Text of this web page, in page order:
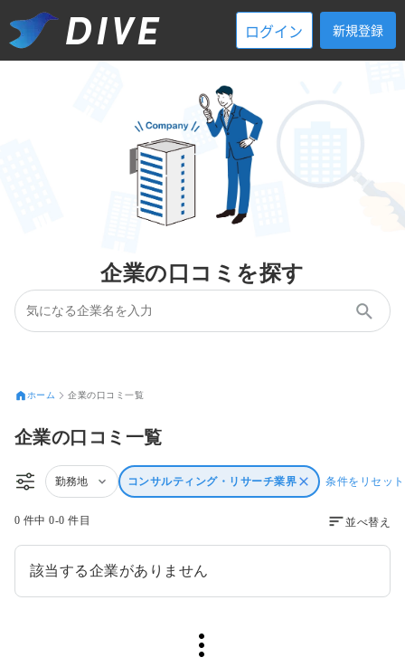
ログイン 新規登録
企業の口コミを探す
ホーム 企業の口コミ一覧
企業の口コミ一覧
勤務地 コンサルティング・リサーチ業界 条件をリセット
0 件中 0-0 件目 並べ替え
該当する企業がありません